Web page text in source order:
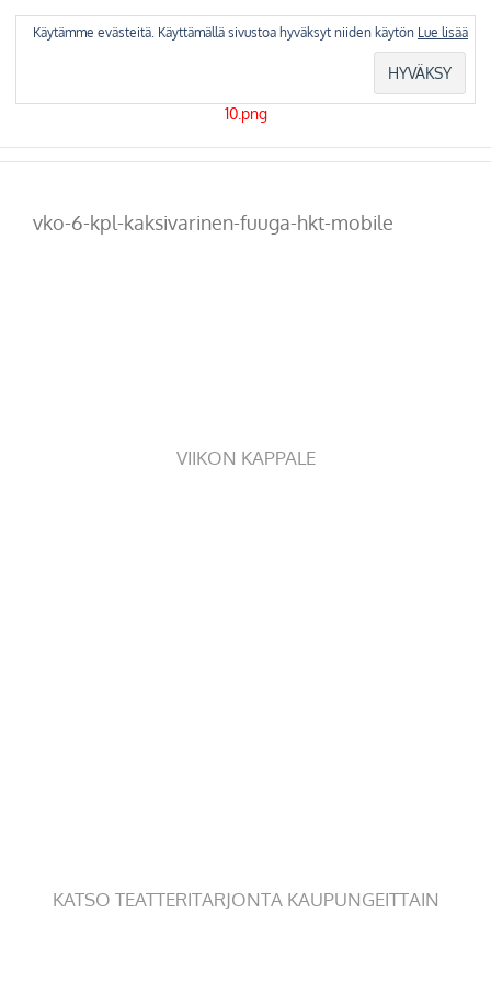
vko-6-kpl-kaksivarinen-fuuga-hkt-mobile
VIIKON KAPPALE
KATSO TEATTERITARJONTA KAUPUNGEITTAIN
Käytämme evästeitä. Käyttämällä sivustoa hyväksyt niiden käytön Lue lisää